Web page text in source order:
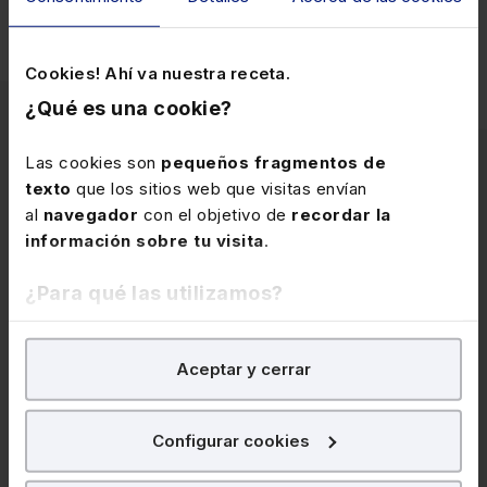
Cookies! Ahí va nuestra receta.
¿Qué es una cookie?
Las cookies son pequeños fragmentos de
texto que los sitios web que visitas envían
al navegador con el objetivo de recordar la
información sobre tu visita.
¿Para qué las utilizamos?
En Lefebvre utilizamos las cookies confines
para tratar demejorar tu experiencia
nuestra página web. También con fines publicitarios,
Aceptar y cerrar
Configurar cookies
Artículos
relacionados